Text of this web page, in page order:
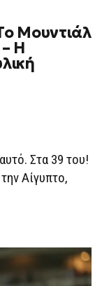
Μουντιάλ
Η
Στα 39 του!
Αίγυπτο,